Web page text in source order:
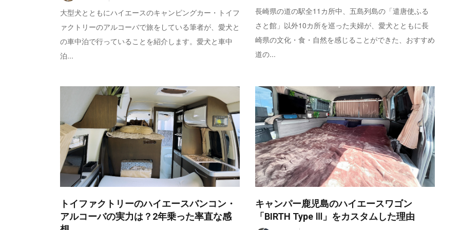
大型犬とともにハイエースのキャンピングカー・トイフ
ァクトリーのアルコーバで旅をしている筆者が、愛犬と
の車中泊で行っていることを紹介します。愛犬と車中
泊...
長崎県の道の駅全11カ所中、五島列島の「遣唐使ふる
さと館」以外10カ所を巡った夫婦が、愛犬とともに長
崎県の文化・食・自然を感じることができた、おすすめ
道の...
トイファクトリーのハイエースバンコン・
アルコーバの実力は？2年乗った率直な感
キャンパー鹿児島のハイエースワゴン
「BIRTH Type Ⅲ」をカスタムした理由